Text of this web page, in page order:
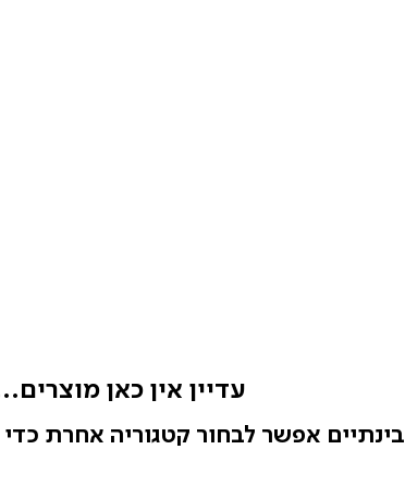
עדיין אין כאן
בינתיים אפשר לבחור קטגוריה אחרת